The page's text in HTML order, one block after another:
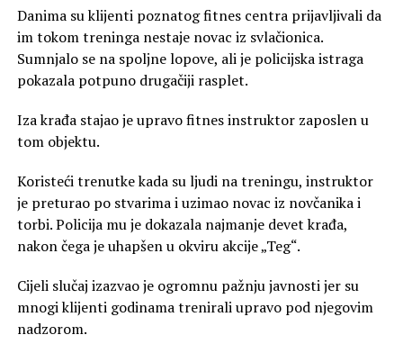
Danima su klijenti poznatog fitnes centra prijavljivali da
im tokom treninga nestaje novac iz svlačionica.
Sumnjalo se na spoljne lopove, ali je policijska istraga
pokazala potpuno drugačiji rasplet.
Iza krađa stajao je upravo fitnes instruktor zaposlen u
tom objektu.
Koristeći trenutke kada su ljudi na treningu, instruktor
je preturao po stvarima i uzimao novac iz novčanika i
torbi. Policija mu je dokazala najmanje devet krađa,
nakon čega je uhapšen u okviru akcije „Teg“.
Cijeli slučaj izazvao je ogromnu pažnju javnosti jer su
mnogi klijenti godinama trenirali upravo pod njegovim
nadzorom.